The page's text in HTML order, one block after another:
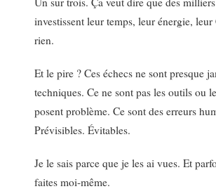
investissent leur temps, leur énergie,
rien.
Et le pire ? Ces échecs ne sont presque
techniques. Ce ne sont pas les outils ou
posent problème. Ce sont des erreurs
Prévisibles. Évitables.
Je le sais parce que je les ai vues. Et
faites moi-même.